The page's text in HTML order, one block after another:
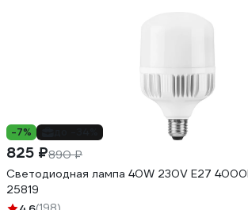
-7%
825 ₽890 ₽
Светодиодная лампа 40W 230V E27
25819